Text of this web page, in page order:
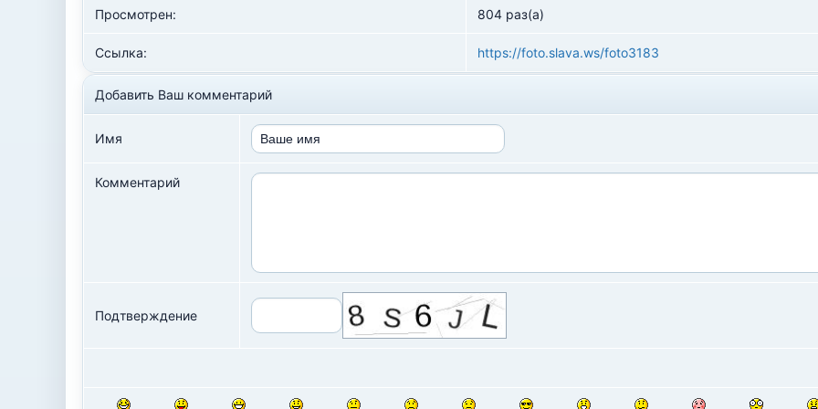
Просмотрен: 804 раз(а)
Ссылка: https://foto.slava.ws/foto3183
Добавить Ваш комментарий
Имя
Комментарий
Подтверждение